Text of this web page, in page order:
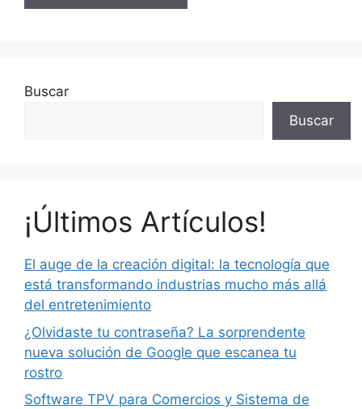
Buscar
Buscar
¡Últimos Artículos!
El auge de la creación digital: la tecnología que
está transformando industrias mucho más allá
del entretenimiento
¿Olvidaste tu contraseña? La sorprendente
nueva solución de Google que escanea tu
rostro
Software TPV para Comercios y Sistema de